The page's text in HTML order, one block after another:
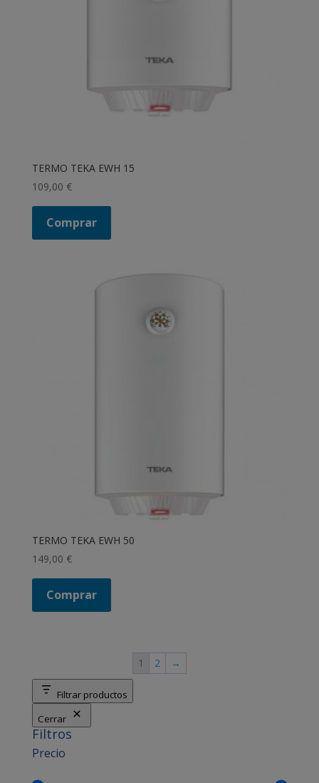
TERMO TEKA EWH 15
109,00 €
Comprar
TERMO TEKA EWH 50
149,00 €
Comprar
1 2 →
Filtrar productos
Cerrar
Filtros
Precio